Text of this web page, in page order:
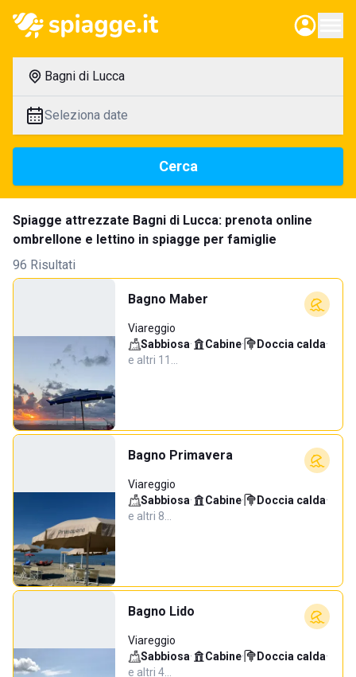
Bagni di Lucca
Seleziona date
Cerca
Spiagge attrezzate Bagni di Lucca: prenota online
ombrellone e lettino in spiagge per famiglie
96 Risultati
Bagno Maber
Viareggio
Sabbiosa· Cabine· Doccia calda·
e altri 11…
Bagno Primavera
Viareggio
Sabbiosa· Cabine· Doccia calda·
e altri 8…
Bagno Lido
Viareggio
Sabbiosa· Cabine· Doccia calda·
e altri 4…